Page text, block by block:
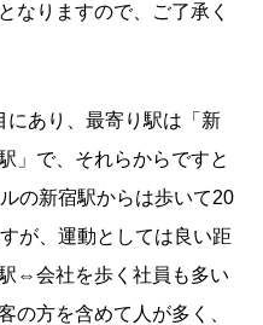
なりますので、ご了承く
にあり、最寄り駅は「新
」で、それらからですと
の新宿駅からは歩いて20
が、運動としては良い距
⇔会社を歩く社員も多い
の方を含めて人が多く、